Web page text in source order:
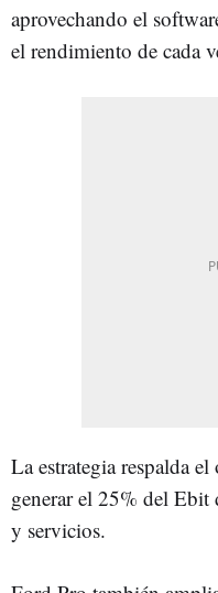
aprovechando el
el rendimiento de cada
La estrategia respalda
generar el 25% del
y servicios.